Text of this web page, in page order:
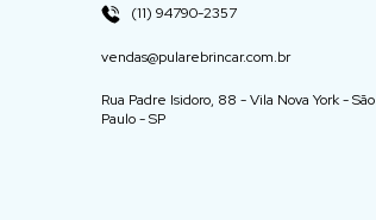
(11) 94790-2357
vendas@pularebrincar.com.br
Rua Padre Isidoro, 88 - Vila Nova York - São
Paulo - SP